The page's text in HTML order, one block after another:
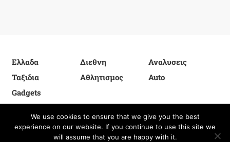
Ελλαδα Διεθνη
Αναλυσεις
Ταξιδια
Αθλητισμος
Auto
Gadgets
Proudly powered by WordPress|Theme: FreeNews|By
ThemeSpiral.com.
We use cookies to ensure that we give you the best
experience on our website. If you continue to use this site we
will assume that you are happy with it.